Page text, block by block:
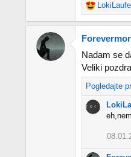
R
e
c
t
i
o
n
:
Nadam se
Veliki
Pogledajte